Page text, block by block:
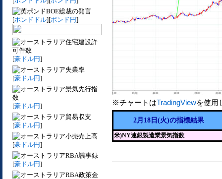
BOE総裁の発言
[ポンドドル][ポンド円]
住宅建設許
可件数
[豪ドル円]
失業率
[豪ドル円]
景気先行指
数
[豪ドル円]
貿易収支
[豪ドル円]
小売売上高
[豪ドル円]
RBA議事録
[豪ドル円]
RBA政策金
※チャートはTradingViewを使用
2月18日(火)の指標結果
米)NY連銀製造業景気指数